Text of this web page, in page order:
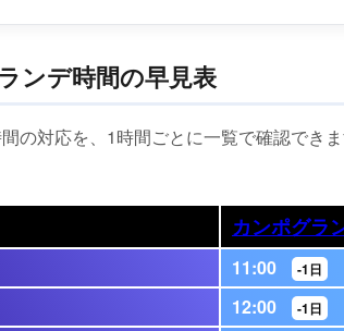
ンデ時間の早見表
の対応を、1時間ごとに一覧で確認でき
カンポグラ
11:00 -1日
12:00 -1日